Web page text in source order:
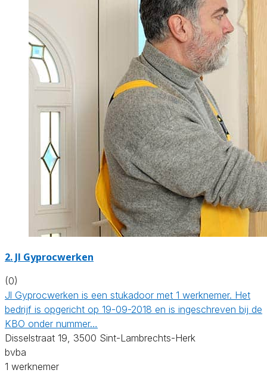
2. Jl Gyprocwerken
(0)
Jl Gyprocwerken is een stukadoor met 1 werknemer. Het
bedrijf is opgericht op 19-09-2018 en is ingeschreven bij de
KBO onder nummer…
Disselstraat 19, 3500 Sint-Lambrechts-Herk
bvba
1 werknemer